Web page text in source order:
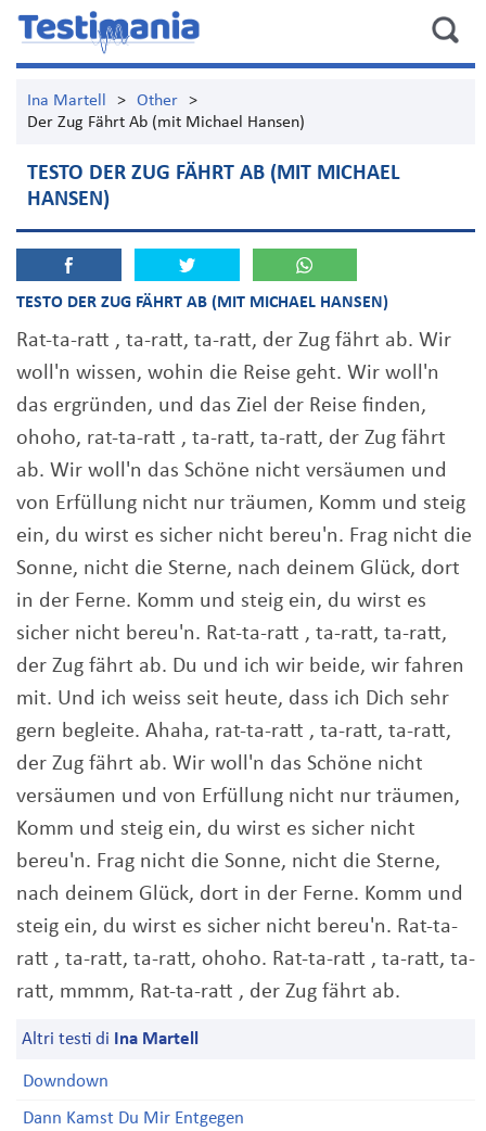
Ina Martell > Other
>
Der Zug Fährt Ab (mit Michael Hansen)
TESTO DER ZUG FÄHRT AB (MIT MICHAEL
HANSEN)
TESTO DER ZUG FÄHRT AB (MIT MICHAEL HANSEN)
Rat-ta-ratt , ta-ratt, ta-ratt, der Zug fährt ab. Wir
woll'n wissen, wohin die Reise geht. Wir woll'n
das ergründen, und das Ziel der Reise finden,
ohoho, rat-ta-ratt , ta-ratt, ta-ratt, der Zug fährt
ab. Wir woll'n das Schöne nicht versäumen und
von Erfüllung nicht nur träumen, Komm und steig
ein, du wirst es sicher nicht bereu'n. Frag nicht die
Sonne, nicht die Sterne, nach deinem Glück, dort
in der Ferne. Komm und steig ein, du wirst es
sicher nicht bereu'n. Rat-ta-ratt , ta-ratt, ta-ratt,
der Zug fährt ab. Du und ich wir beide, wir fahren
mit. Und ich weiss seit heute, dass ich Dich sehr
gern begleite. Ahaha, rat-ta-ratt , ta-ratt, ta-ratt,
der Zug fährt ab. Wir woll'n das Schöne nicht
versäumen und von Erfüllung nicht nur träumen,
Komm und steig ein, du wirst es sicher nicht
bereu'n. Frag nicht die Sonne, nicht die Sterne,
nach deinem Glück, dort in der Ferne. Komm und
steig ein, du wirst es sicher nicht bereu'n. Rat-ta-
ratt , ta-ratt, ta-ratt, ohoho. Rat-ta-ratt , ta-ratt, ta-
ratt, mmmm, Rat-ta-ratt , der Zug fährt ab.
Altri testi di Ina Martell
Downdown
Dann Kamst Du Mir Entgegen